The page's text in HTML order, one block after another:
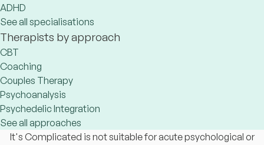
ADHD
See all specialisations
Therapists by approach
CBT
Coaching
Couples Therapy
Psychoanalysis
Psychedelic Integration
See all approaches
It's Complicated is not suitable for acute psychological or